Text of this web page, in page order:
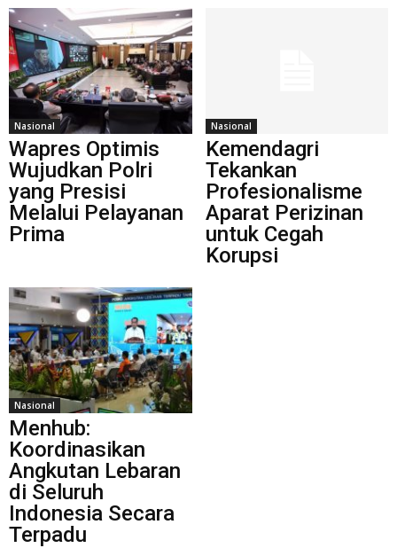
Nasional
Wapres Optimis
Wujudkan Polri
yang Presisi
Melalui Pelayanan
Prima
Nasional
Kemendagri
Tekankan
Profesionalisme
Aparat Perizinan
untuk Cegah
Korupsi
Nasional
Menhub:
Koordinasikan
Angkutan Lebaran
di Seluruh
Indonesia Secara
Terpadu